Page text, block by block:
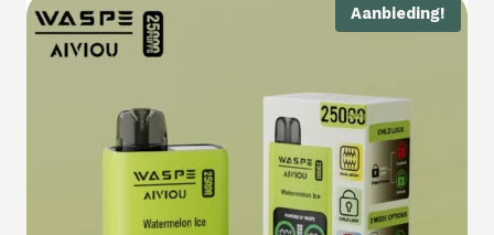
Aanbieding!